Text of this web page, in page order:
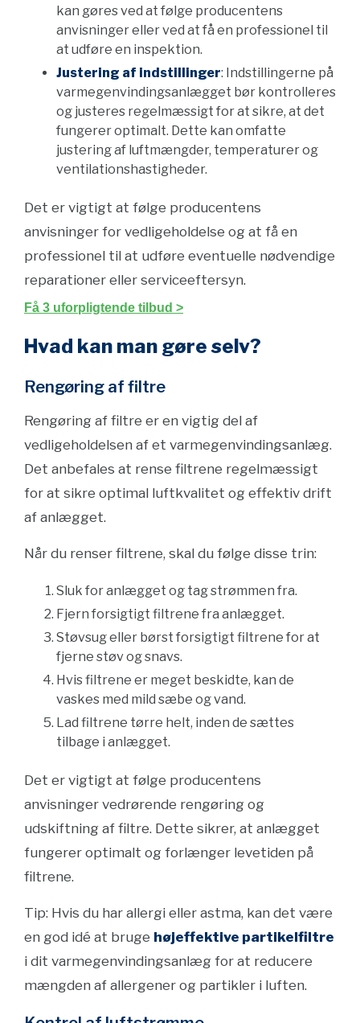
kan gøres ved at følge producentens
anvisninger eller ved at få en professionel til
at udføre en inspektion.
Justering af indstillinger: Indstillingerne på
varmegenvindingsanlægget bør kontrolleres
og justeres regelmæssigt for at sikre, at det
fungerer optimalt. Dette kan omfatte
justering af luftmængder, temperaturer og
ventilationshastigheder.
Det er vigtigt at følge producentens
anvisninger for vedligeholdelse og at få en
professionel til at udføre eventuelle nødvendige
reparationer eller serviceeftersyn.
Få 3 uforpligtende tilbud >
Hvad kan man gøre selv?
Rengøring af filtre
Rengøring af filtre er en vigtig del af
vedligeholdelsen af et varmegenvindingsanlæg.
Det anbefales at rense filtrene regelmæssigt
for at sikre optimal luftkvalitet og effektiv drift
af anlægget.
Når du renser filtrene, skal du følge disse trin:
Sluk for anlægget og tag strømmen fra.
Fjern forsigtigt filtrene fra anlægget.
Støvsug eller børst forsigtigt filtrene for at
fjerne støv og snavs.
Hvis filtrene er meget beskidte, kan de
vaskes med mild sæbe og vand.
Lad filtrene tørre helt, inden de sættes
tilbage i anlægget.
Det er vigtigt at følge producentens
anvisninger vedrørende rengøring og
udskiftning af filtre. Dette sikrer, at anlægget
fungerer optimalt og forlænger levetiden på
filtrene.
Tip: Hvis du har allergi eller astma, kan det være
en god idé at bruge højeffektive partikelfiltre
i dit varmegenvindingsanlæg for at reducere
mængden af allergener og partikler i luften.